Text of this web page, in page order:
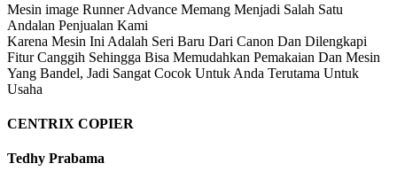
Mesin image Runner Advance Memang Menjadi Salah Satu
Andalan Penjualan Kami
Karena Mesin Ini Adalah Seri Baru Dari Canon Dan Dilengkapi
Fitur Canggih Sehingga Bisa Memudahkan Pemakaian Dan Mesin
Yang Bandel, Jadi Sangat Cocok Untuk Anda Terutama Untuk
Usaha
CENTRIX COPIER
Tedhy Prabama